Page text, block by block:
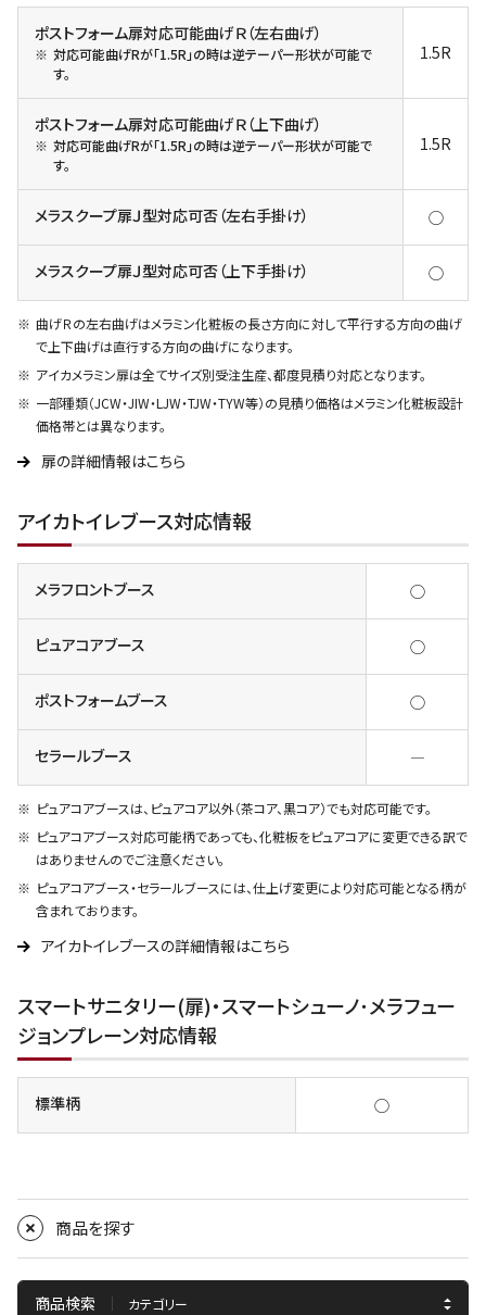
ポストフォーム扉対応可能曲げＲ（左右曲げ）
対応可能曲げRが「1.5R」の時は逆テーパー形状が可能で
す。
1.5R
ポストフォーム扉対応可能曲げＲ（上下曲げ）
対応可能曲げRが「1.5R」の時は逆テーパー形状が可能で
す。
1.5R
メラスクープ扉Ｊ型対応可否（左右手掛け） ◯
メラスクープ扉Ｊ型対応可否（上下手掛け） ◯
曲げＲの左右曲げはメラミン化粧板の長さ方向に対して平行する方向の曲げ
で上下曲げは直行する方向の曲げになります。
アイカメラミン扉は全てサイズ別受注生産、都度見積り対応となります。
一部種類（JCW・JIW・LJW・TJW・TYW等）の見積り価格はメラミン化粧板設計
価格帯とは異なります。
扉の詳細情報はこちら
アイカトイレブース対応情報
メラフロントブース ◯
ピュアコアブース ◯
ポストフォームブース ◯
セラールブース ―
ピュアコアブースは、ピュアコア以外（茶コア、黒コア）でも対応可能です。
ピュアコアブース対応可能柄であっても、化粧板をピュアコアに変更できる訳で
はありませんのでご注意ください。
ピュアコアブース・セラールブースには、仕上げ変更により対応可能となる柄が
含まれております。
アイカトイレブースの詳細情報はこちら
スマートサニタリー(扉)・スマートシューノ･メラフュー
ジョンプレーン対応情報
標準柄 ◯
商品を探す
商品検索